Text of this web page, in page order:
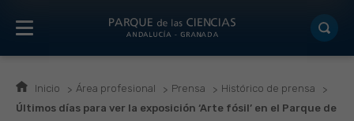
Inicio Área profesional Prensa
Histórico de prensa
Últimos días para ver la exposición ‘Arte fósil’ en el Parque de